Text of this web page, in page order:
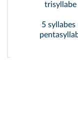
trisyllabe
5 syllabes